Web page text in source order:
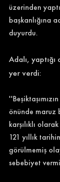
üzerinden
başkanlığına
duyurdu.
Adalı,
yer verdi:
önünde maruz
karşılıklı
121 yıllık
görülmemiş
sebebiyet